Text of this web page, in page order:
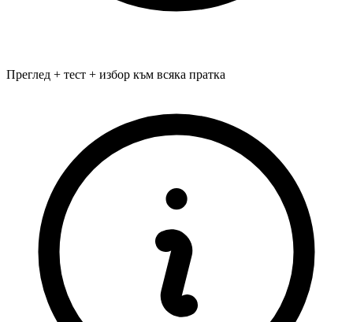
Преглед + тест + избор към всяка пратка